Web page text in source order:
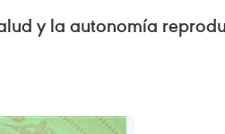
y la autonomía